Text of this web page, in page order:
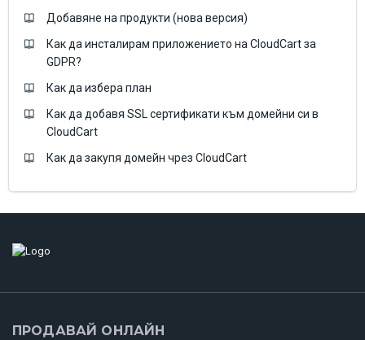
Добавяне на продукти (нова версия)
Как да инсталирам приложението на CloudCart за
GDPR?
Как да избера план
Как да добавя SSL сертификати към домейни си в
CloudCart
Как да закупя домейн чрез CloudCart
ПРОДАВАЙ ОНЛАЙН